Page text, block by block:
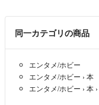
同一カテゴリの商品
エンタメ/ホビー
エンタメ/ホビー › 本
エンタメ/ホビー › 本 ›